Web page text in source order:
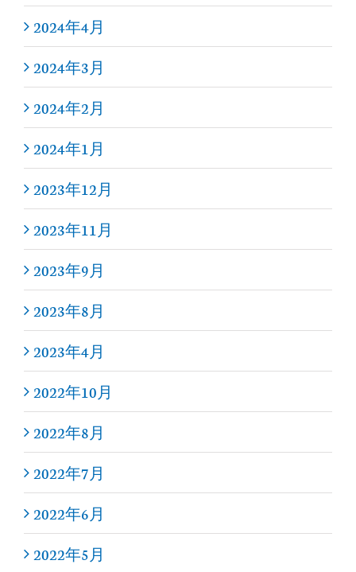
2024年4月
2024年3月
2024年2月
2024年1月
2023年12月
2023年11月
2023年9月
2023年8月
2023年4月
2022年10月
2022年8月
2022年7月
2022年6月
2022年5月